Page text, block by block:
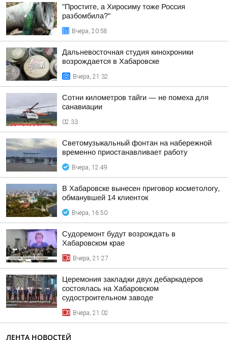
"Простите, а Хиросиму тоже Россия
разбомбила?"
Вчера, 20:58
Дальневосточная студия кинохроники
возрождается в Хабаровске
Вчера, 21:32
Сотни километров тайги — не помеха для
санавиации
02:33
Светомузыкальный фонтан на набережной
временно приостанавливает работу
Вчера, 12:49
В Хабаровске вынесен приговор косметологу,
обманувшей 14 клиенток
Вчера, 16:50
Судоремонт будут возрождать в
Хабаровском крае
Вчера, 21:27
Церемония закладки двух дебаркадеров
состоялась на Хабаровском
судостроительном заводе
Вчера, 21:02
ЛЕНТА НОВОСТЕЙ